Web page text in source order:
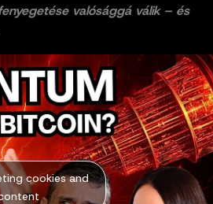
valósággá válik – és
cookies and